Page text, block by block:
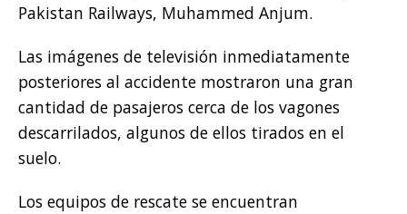
Pakistan Railways, Muhammed Anjum.
Las imágenes de televisión inmediatamente
posteriores al accidente mostraron una gran
cantidad de pasajeros cerca de los vagones
descarrilados, algunos de ellos tirados en el
suelo.
Los equipos de rescate se encuentran